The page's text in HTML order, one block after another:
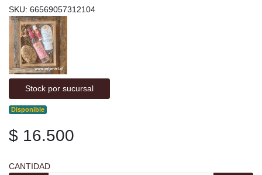
SKU: 66569057312104
Stock por sucursal
Disponible
$ 16.500
CANTIDAD